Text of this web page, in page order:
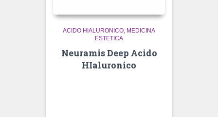
ACIDO HIALURONICO MEDICINA
ESTETICA
Neuramis Deep Acido
HIaluronico